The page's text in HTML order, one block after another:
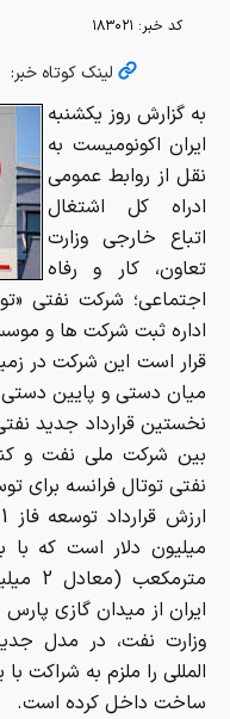
کد خبر: ۱۸۳۰۲۱
لینک کوتاه خبر:
به گزارش روز یکشنبه
ایران اکونومیست به
نقل از روابط عمومی
ادراه کل اشتغال
اتباع خارجی وزارت
تعاون، کار و رفاه
اجتماعی؛ شرکت نفتی
اداره ثبت شرکت ها و
قرار است این شرکت در
میان دستی و پایین
نخستین قرارداد جدید
بین شرکت ملی نفت و
نفتی توتال فرانسه برای توسعه فاز 11 پارس
ایران از میدان گازی
وزارت نفت، در مدل
المللی را ملزم به شراکت
ساخت داخل کرده است.